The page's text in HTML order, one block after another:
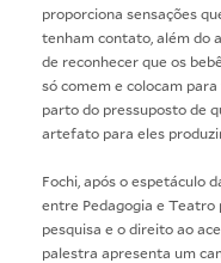
proporciona sensações
tenham contato, além do
de reconhecer que os
só comem e colocam
parto do pressuposto de
artefato para eles
Fochi, após o espetáculo
entre Pedagogia e Teatro
pesquisa e o direito ao
palestra apresenta um